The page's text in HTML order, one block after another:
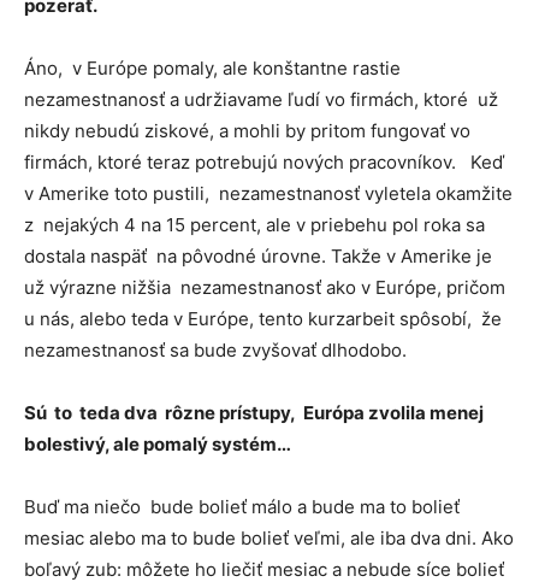
pozerať.
Áno, v Európe pomaly, ale konštantne rastie
nezamestnanosť a udržiavame ľudí vo firmách, ktoré už
nikdy nebudú ziskové, a mohli by pritom fungovať vo
firmách, ktoré teraz potrebujú nových pracovníkov. Keď
v Amerike toto pustili, nezamestnanosť vyletela okamžite
z nejakých 4 na 15 percent, ale v priebehu pol roka sa
dostala naspäť na pôvodné úrovne. Takže v Amerike je
už výrazne nižšia nezamestnanosť ako v Európe, pričom
u nás, alebo teda v Európe, tento kurzarbeit spôsobí, že
nezamestnanosť sa bude zvyšovať dlhodobo.
Sú to teda dva rôzne prístupy, Európa zvolila menej
bolestivý, ale pomalý systém…
Buď ma niečo bude bolieť málo a bude ma to bolieť
mesiac alebo ma to bude bolieť veľmi, ale iba dva dni. Ako
boľavý zub: môžete ho liečiť mesiac a nebude síce bolieť